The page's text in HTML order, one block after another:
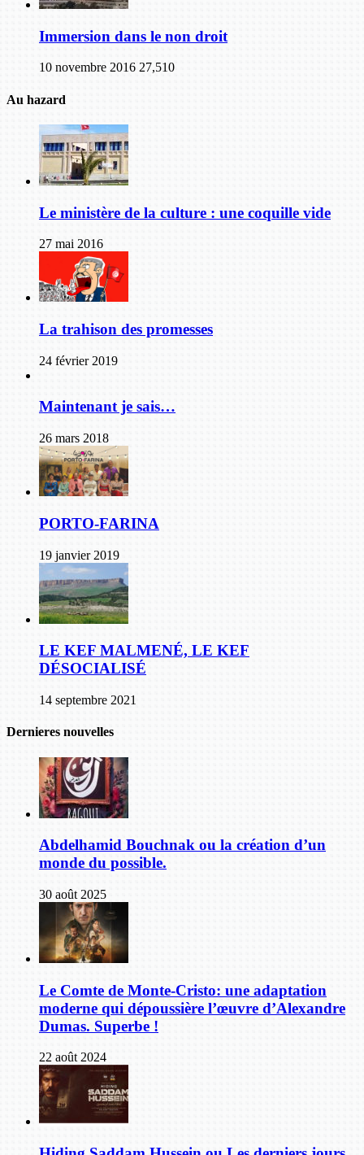
Immersion dans le non droit
10 novembre 2016 27,510
Au hazard
Le ministère de la culture : une coquille vide
27 mai 2016
La trahison des promesses
24 février 2019
Maintenant je sais…
26 mars 2018
PORTO-FARINA
19 janvier 2019
LE KEF MALMENÉ, LE KEF
DÉSOCIALISÉ
14 septembre 2021
Dernieres nouvelles
Abdelhamid Bouchnak ou la création d’un
monde du possible.
30 août 2025
Le Comte de Monte-Cristo: une adaptation
moderne qui dépoussière l’œuvre d’Alexandre
Dumas. Superbe !
22 août 2024